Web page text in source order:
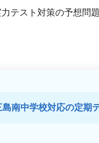
テスト対策の予想問
島南中学校対応の定期